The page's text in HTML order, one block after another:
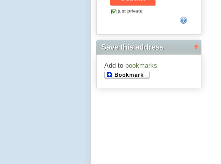
just private
Save this address
Add to bookmarks